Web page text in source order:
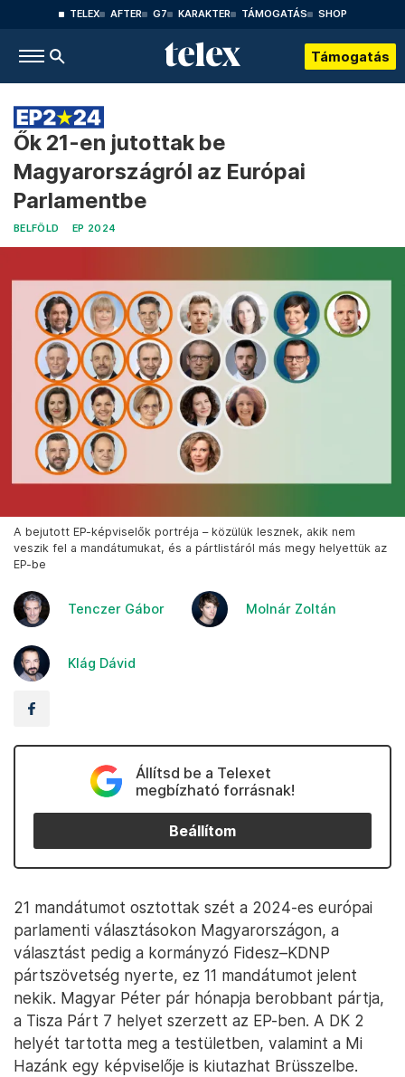
TELEX AFTER G7 KARAKTER TÁMOGATÁS SHOP
Támogatás
Ők 21-en jutottak be
Magyarországról az Európai
Parlamentbe
BELFÖLD EP 2024
A bejutott EP-képviselők portréja – közülük lesznek, akik nem
veszik fel a mandátumukat, és a pártlistáról más megy helyettük az
EP-be
Tenczer Gábor Molnár Zoltán
Klág Dávid
Állítsd be a Telexet
megbízható forrásnak!
Beállítom
21 mandátumot osztottak szét a 2024-es európai
parlamenti választásokon Magyarországon, a
választást pedig a kormányzó Fidesz–KDNP
pártszövetség nyerte, ez 11 mandátumot jelent
nekik. Magyar Péter pár hónapja berobbant pártja,
a Tisza Párt 7 helyet szerzett az EP-ben. A DK 2
helyét tartotta meg a testületben, valamint a Mi
Hazánk egy képviselője is kiutazhat Brüsszelbe.